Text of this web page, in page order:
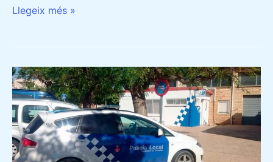
Llegeix més »
ELS
COSSOS
DE
SEGURETAT
FAN